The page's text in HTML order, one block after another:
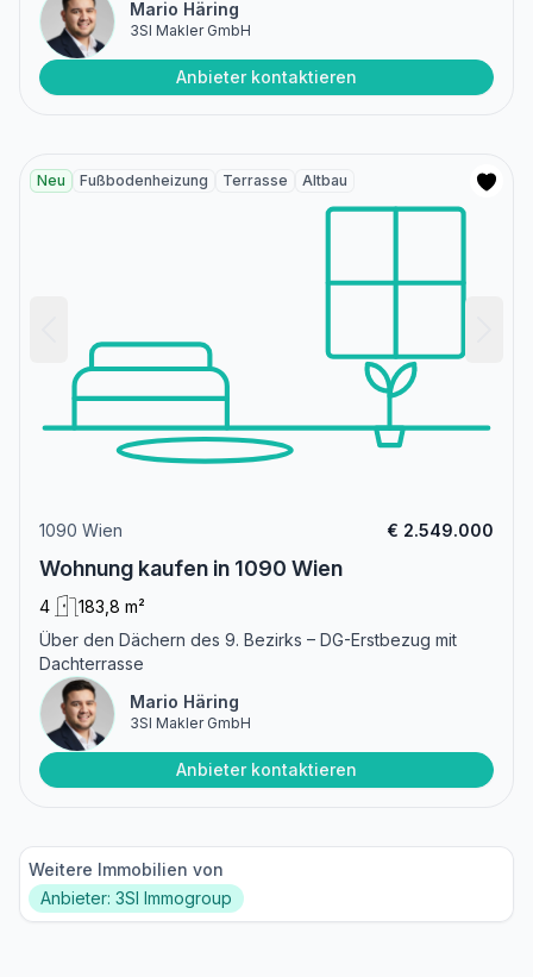
Mario Häring
3SI Makler GmbH
Anbieter kontaktieren
Neu Fußbodenheizung Terrasse Altbau
1090 Wien € 2.549.000
Wohnung kaufen in 1090 Wien
4
183,8 m²
Über den Dächern des 9. Bezirks – DG-Erstbezug mit
Dachterrasse
Mario Häring
3SI Makler GmbH
Anbieter kontaktieren
Weitere Immobilien von
Anbieter: 3SI Immogroup